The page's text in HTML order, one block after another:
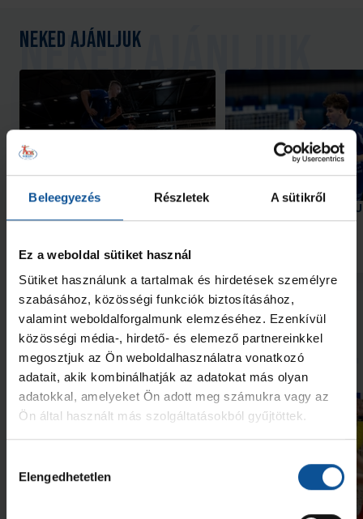
Beleegyezés Részletek A sütikről
Ez a weboldal sütiket használ
Sütiket használunk a tartalmak és hirdetések személyre
szabásához, közösségi funkciók biztosításához,
valamint weboldalforgalmunk elemzéséhez. Ezenkívül
közösségi média-, hirdető- és elemező partnereinkkel
megosztjuk az Ön weboldalhasználatra vonatkozó
adatait, akik kombinálhatják az adatokat más olyan
adatokkal, amelyeket Ön adott meg számukra vagy az
Ön által használt más szolgáltatásokból gyűjtöttek.
kiválasztása
Elengedhetetlen
Neked ajánljuk
Megnézem az összeset
Galéria
Elindult a munka az akadémián
Két akadémistánk az
Európa-bajnokságon
További friss hírek